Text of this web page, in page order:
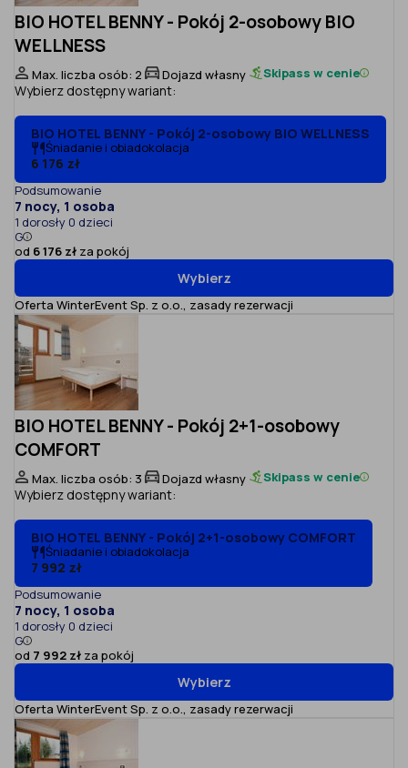
BIO HOTEL BENNY - Pokój 2-osobowy BIO
WELLNESS
Max. liczba osób: 2 Dojazd własny Skipass w cenie
Wybierz dostępny wariant:
BIO HOTEL BENNY - Pokój 2-osobowy BIO WELLNESS
Śniadanie i obiadokolacja
6 176 zł
Podsumowanie
7 nocy, 1 osoba
1 dorosły 0 dzieci
G
od 6 176 zł za pokój
Wybierz
Oferta WinterEvent Sp. z o.o., zasady rezerwacji
BIO HOTEL BENNY - Pokój 2+1-osobowy
COMFORT
Max. liczba osób: 3 Dojazd własny Skipass w cenie
Wybierz dostępny wariant:
BIO HOTEL BENNY - Pokój 2+1-osobowy COMFORT
Śniadanie i obiadokolacja
7 992 zł
Podsumowanie
7 nocy, 1 osoba
1 dorosły 0 dzieci
G
od 7 992 zł za pokój
Wybierz
Oferta WinterEvent Sp. z o.o., zasady rezerwacji